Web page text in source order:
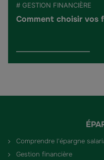
# GESTION FINANCIÈRE
Comment choisir vos
Comprendre l'épargne
Gestion financière